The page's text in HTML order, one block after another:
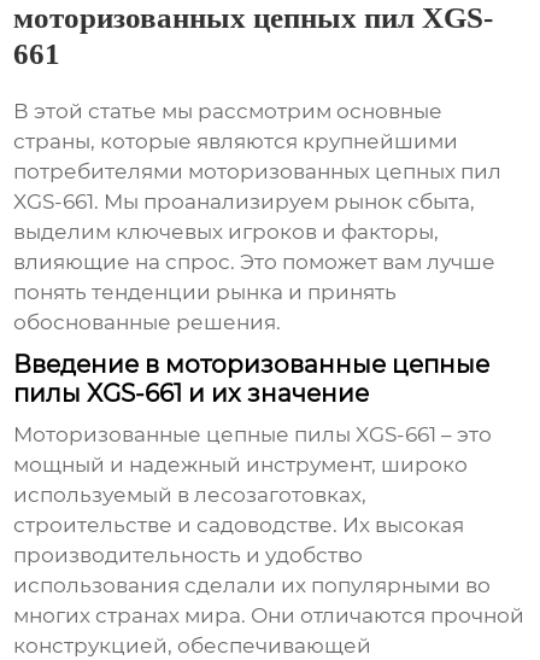
моторизованных цепных пил XGS-
661
В этой статье мы рассмотрим основные
страны, которые являются крупнейшими
потребителями моторизованных цепных пил
XGS-661. Мы проанализируем рынок сбыта,
выделим ключевых игроков и факторы,
влияющие на спрос. Это поможет вам лучше
понять тенденции рынка и принять
обоснованные решения.
Введение в моторизованные цепные
пилы XGS-661 и их значение
Моторизованные цепные пилы XGS-661 – это
мощный и надежный инструмент, широко
используемый в лесозаготовках,
строительстве и садоводстве. Их высокая
производительность и удобство
использования сделали их популярными во
многих странах мира. Они отличаются прочной
конструкцией, обеспечивающей